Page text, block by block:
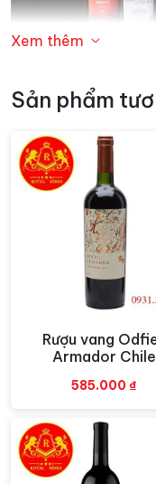
Rượu Vang Wine Standard
Thưởng thức
Standard
Xem thêm
Sản phẩm
Xem nhanh
Rượu vang
Armador Chile
585.000 ₫